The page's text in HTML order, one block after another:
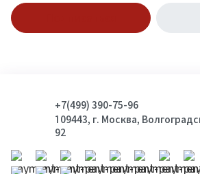
+7(499) 390-75-96
109443, г. Москва,
92